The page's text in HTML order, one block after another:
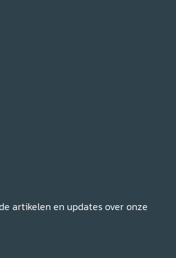
artikelen en updates over onze